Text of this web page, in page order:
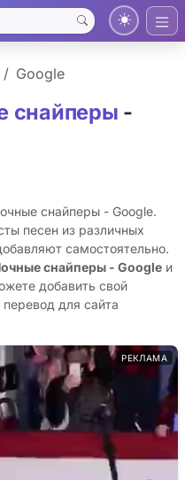
Google
снайперы -
снайперы - Google.
песен из различных
самостоятельно.
снайперы - Google и
добавить свой
перевод для сайта
РЕКЛАМА